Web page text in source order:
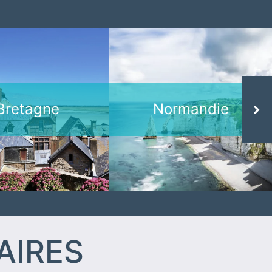
Votre
c'est
ici !
Notre
sélection
grand air
Normandie Next